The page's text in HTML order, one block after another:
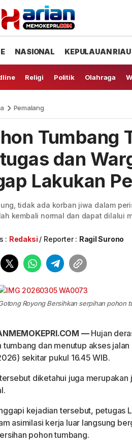
NASIONAL KEPULAUAN RIAU
Religi Politik Olahraga
Pemalang
Tumbang
dan
Lakukan
tidak ada korban jiwa dalam
kembali normal dan dapat dilalui
: Redaksi Reporter : Ragil Surono
Royong Bersihkan serpihan pohon
—Hujan
tumbang dan menutup akses
sekitar pukul 16.45 WIB.
diketahui juga merupakan
kejadian tersebut, petugas
asimilasi kerja luar langsung
pohon tumbang.